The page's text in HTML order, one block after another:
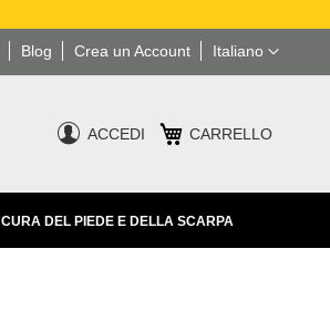
Lingua
Italiano
Blog Crea un Account
ACCEDI CARRELLO
CURA DEL PIEDE E DELLA SCARPA